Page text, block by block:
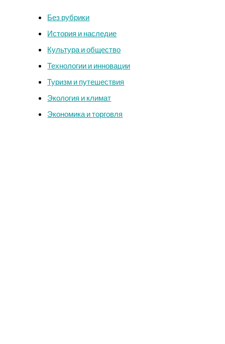
Без рубрики
История и наследие
Культура и общество
Технологии и инновации
Туризм и путешествия
Экология и климат
Экономика и торговля